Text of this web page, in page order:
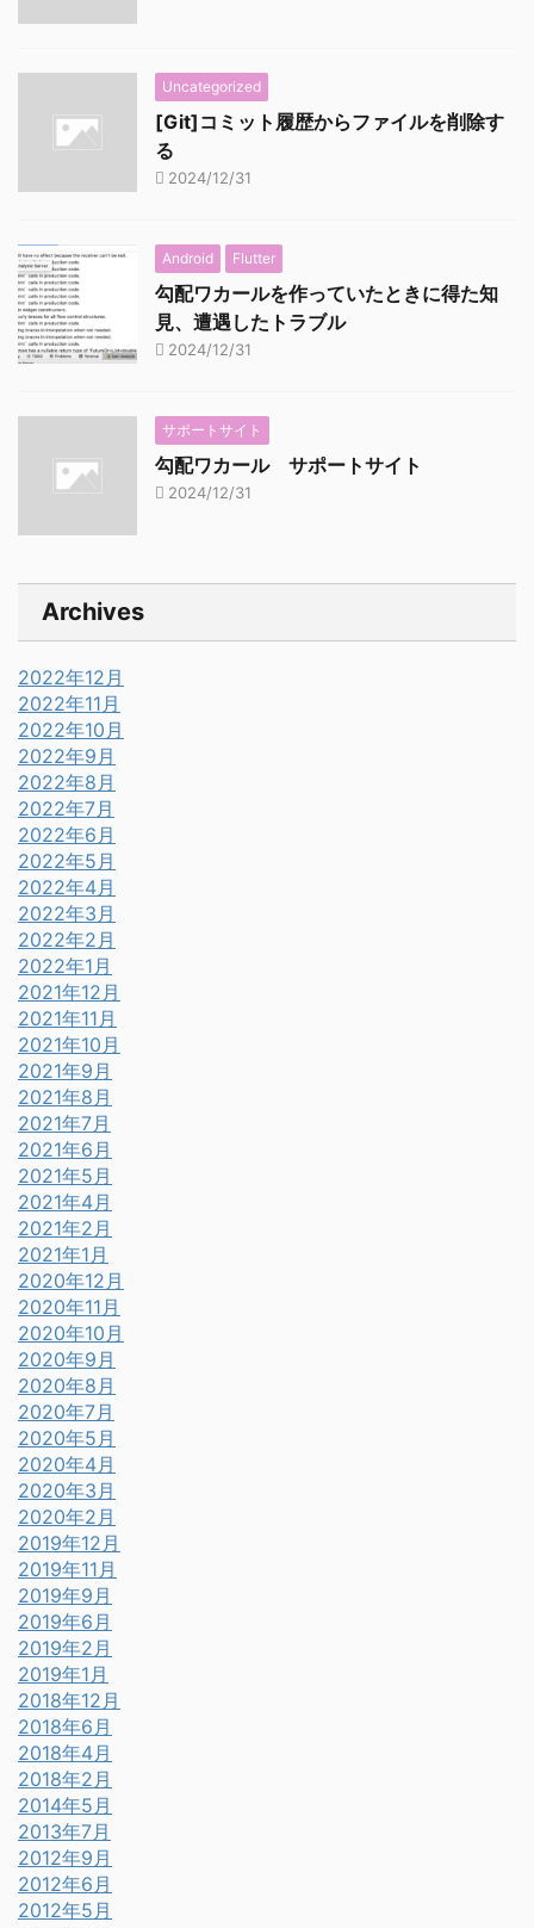
Uncategorized
[Git]コミット履歴からファイルを削除す
る
2024/12/31
Android Flutter
勾配ワカールを作っていたときに得た知
見、遭遇したトラブル
2024/12/31
サポートサイト
勾配ワカール サポートサイト
2024/12/31
Archives
2022年12月
2022年11月
2022年10月
2022年9月
2022年8月
2022年7月
2022年6月
2022年5月
2022年4月
2022年3月
2022年2月
2022年1月
2021年12月
2021年11月
2021年10月
2021年9月
2021年8月
2021年7月
2021年6月
2021年5月
2021年4月
2021年2月
2021年1月
2020年12月
2020年11月
2020年10月
2020年9月
2020年8月
2020年7月
2020年5月
2020年4月
2020年3月
2020年2月
2019年12月
2019年11月
2019年9月
2019年6月
2019年2月
2019年1月
2018年12月
2018年6月
2018年4月
2018年2月
2014年5月
2013年7月
2012年9月
2012年6月
2012年5月